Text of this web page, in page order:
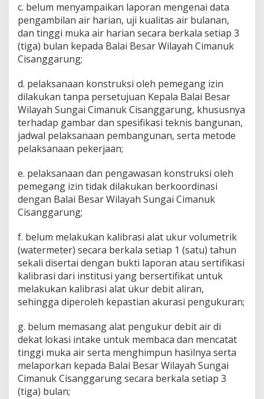
c. belum menyampaikan laporan mengenai data
pengambilan air harian, uji kualitas air bulanan,
dan tinggi muka air harian secara berkala setiap 3
(tiga) bulan kepada Balai Besar Wilayah Cimanuk
Cisanggarung;
d. pelaksanaan konstruksi oleh pemegang izin
dilakukan tanpa persetujuan Kepala Balai Besar
Wilayah Sungai Cimanuk Cisanggarung, khususnya
terhadap gambar dan spesifikasi teknis bangunan,
jadwal pelaksanaan pembangunan, serta metode
pelaksanaan pekerjaan;
e. pelaksanaan dan pengawasan konstruksi oleh
pemegang izin tidak dilakukan berkoordinasi
dengan Balai Besar Wilayah Sungai Cimanuk
Cisanggarung;
f. belum melakukan kalibrasi alat ukur volumetrik
(watermeter) secara berkala setiap 1 (satu) tahun
sekali disertai dengan bukti laporan atau sertifikasi
kalibrasi dari institusi yang bersertifikat untuk
melakukan kalibrasi alat ukur debit aliran,
sehingga diperoleh kepastian akurasi pengukuran;
g. belum memasang alat pengukur debit air di
dekat lokasi intake untuk membaca dan mencatat
tinggi muka air serta menghimpun hasilnya serta
melaporkan kepada Balai Besar Wilayah Sungai
Cimanuk Cisanggarung secara berkala setiap 3
(tiga) bulan;